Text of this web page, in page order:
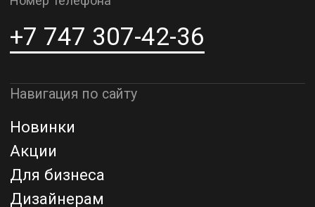
г. Астана, ул. Мангилик Ел. д.21
Благодарим за внимание к Lamper.kz.
До встречи в ваших будущих
Политика конфиденциальности